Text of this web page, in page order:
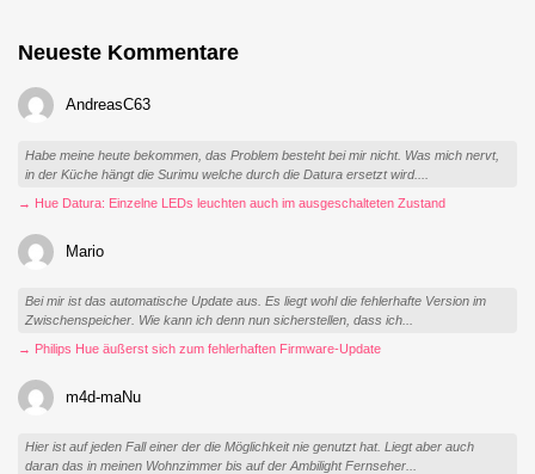
Neueste Kommentare
AndreasC63
Habe meine heute bekommen, das Problem besteht bei mir nicht. Was mich nervt,
in der Küche hängt die Surimu welche durch die Datura ersetzt wird....
→ Hue Datura: Einzelne LEDs leuchten auch im ausgeschalteten Zustand
Mario
Bei mir ist das automatische Update aus. Es liegt wohl die fehlerhafte Version im
Zwischenspeicher. Wie kann ich denn nun sicherstellen, dass ich...
→ Philips Hue äußerst sich zum fehlerhaften Firmware-Update
m4d-maNu
Hier ist auf jeden Fall einer der die Möglichkeit nie genutzt hat. Liegt aber auch
daran das in meinen Wohnzimmer bis auf der Ambilight Fernseher...